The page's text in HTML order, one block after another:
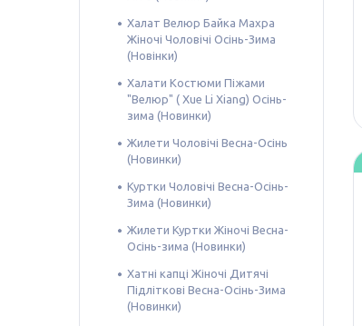
Халат Велюр Байка Махра
Жіночі Чоловічі Осінь-Зима
(Новінки)
Халати Костюми Піжами
"Велюр" ( Xue Li Xiang) Осінь-
зима (Новинки)
Жилети Чоловічі Весна-Осінь
(Новинки)
Куртки Чоловічі Весна-Осінь-
Зима (Новинки)
Жилети Куртки Жіночі Весна-
Осінь-зима (Новинки)
Хатні капці Жіночі Дитячі
Підліткові Весна-Осінь-Зима
(Новинки)